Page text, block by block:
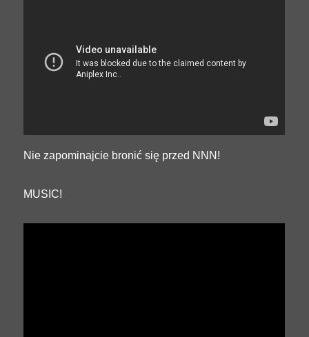
Nie zapominajcie bronić się przed NNN!
MUSIC!